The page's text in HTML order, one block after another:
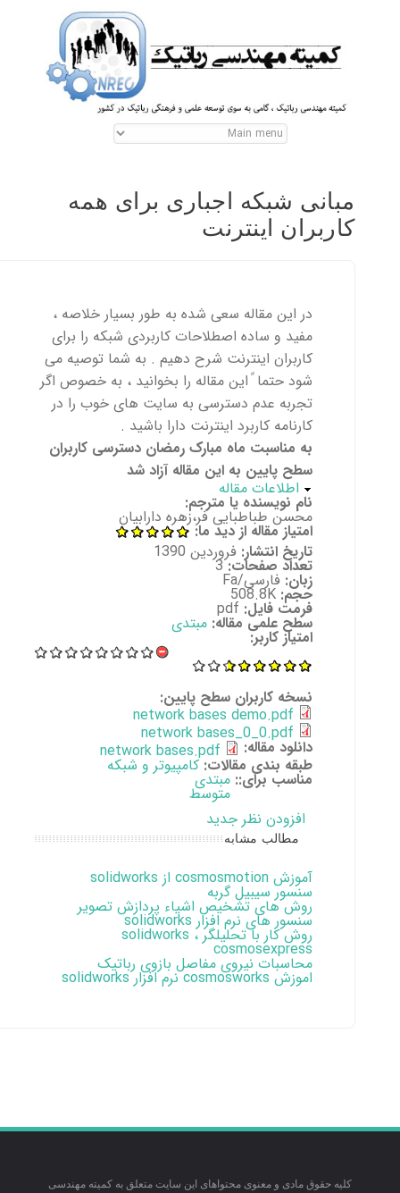
مبانی شبکه اجباری برای همه
کاربران اینترنت
در این مقاله سعی شده به طور بسیار خلاصه ،
مفید و ساده اصطلاحات کاربردی شبکه را برای
کاربران اینترنت شرح دهیم . به شما توصیه می
شود حتما ً این مقاله را بخوانید ، به خصوص اگر
تجربه عدم دسترسی به سایت های خوب را در
کارنامه کاربرد اینترنت دارا باشید .
به مناسبت ماه مبارک رمضان دسترسی کاربران
سطح پایین به این مقاله آزاد شد
پنهان کن
اطلاعات مقاله
نام نویسنده یا مترجم:
محسن طباطبایی فر،زهره دارابیان
امتیاز مقاله از دید ما:
تاریخ انتشار:فروردین 1390
تعداد صفحات:3
زبان:فارسی/Fa
حجم:508.8K
فرمت فایل:pdf
سطح علمی مقاله:مبتدی
امتیاز کاربر:
نسخه کاربران سطح پایین:
network bases demo.pdf
network bases_0_0.pdf
دانلود مقاله: network bases.pdf
طبقه بندی مقالات:کامپیوتر و شبکه
مناسب برای::مبتدی
متوسط
افزودن نظر جدید
مطالب مشابه
آموزش cosmosmotion از solidworks
سنسور سیبیل گربه
روش های تشخیص اشیاء پردازش تصویر
سنسور های نرم افزار solidworks
روش کار با تحلیلگر solidworks ،
cosmosexpress
محاسبات نیروی مفاصل بازوی رباتیک
اموزش cosmosworks نرم افزار solidworks
کلیه حقوق مادی و معنوی محتواهای این سایت متعلق به کمیته مهندسی